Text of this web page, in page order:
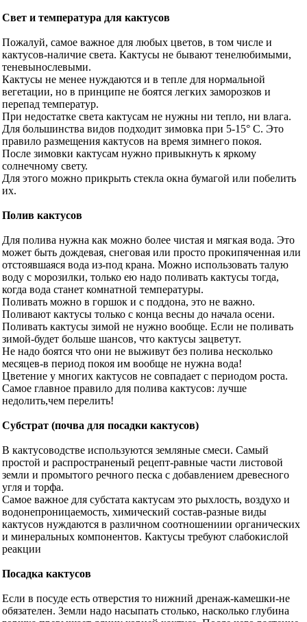
Свет и температура для кактусов
Пожалуй, самое важное для любых цветов, в том числе и
кактусов-наличие света. Кактусы не бывают тенелюбимыми,
теневынослевыми.
Кактусы не менее нуждаются и в тепле для нормальной
вегетации, но в принципе не боятся легких заморозков и
перепад температур.
При недостатке света кактусам не нужны ни тепло, ни влага.
Для большинства видов подходит зимовка при 5-15° С. Это
правило размещения кактусов на время зимнего покоя.
После зимовки кактусам нужно привыкнуть к яркому
солнечному свету.
Для этого можно прикрыть стекла окна бумагой или побелить
их.
Полив кактусов
Для полива нужна как можно более чистая и мягкая вода. Это
может быть дождевая, снеговая или просто прокипяченная или
отстоявшаяся вода из-под крана. Можно использовать талую
воду с морозилки, только ею надо поливать кактусы тогда,
когда вода станет комнатной температуры.
Поливать можно в горшок и с поддона, это не важно.
Поливают кактусы только с конца весны до начала осени.
Поливать кактусы зимой не нужно вообще. Если не поливать
зимой-будет больше шансов, что кактусы зацветут.
Не надо боятся что они не выживут без полива несколько
месяцев-в период покоя им вообще не нужна вода!
Цветение у многих кактусов не совпадает с периодом роста.
Самое главное правило для полива кактусов: лучше
недолить,чем перелить!
Субстрат (почва для посадки кактусов)
В кактусоводстве используются земляные смеси. Самый
простой и распространеный рецепт-равные части листовой
земли и промытого речного песка с добавлением древесного
угля и торфа.
Самое важное для субстата кактусам это рыхлость, воздухо и
водонепроницаемость, химический состав-разные виды
кактусов нуждаются в различном соотношениии органических
и минеральных компонентов. Кактусы требуют слабокислой
реакции
Посадка кактусов
Если в посуде есть отверстия то нижний дренаж-камешки-не
обязателен. Земли надо насыпать столько, насколько глубина